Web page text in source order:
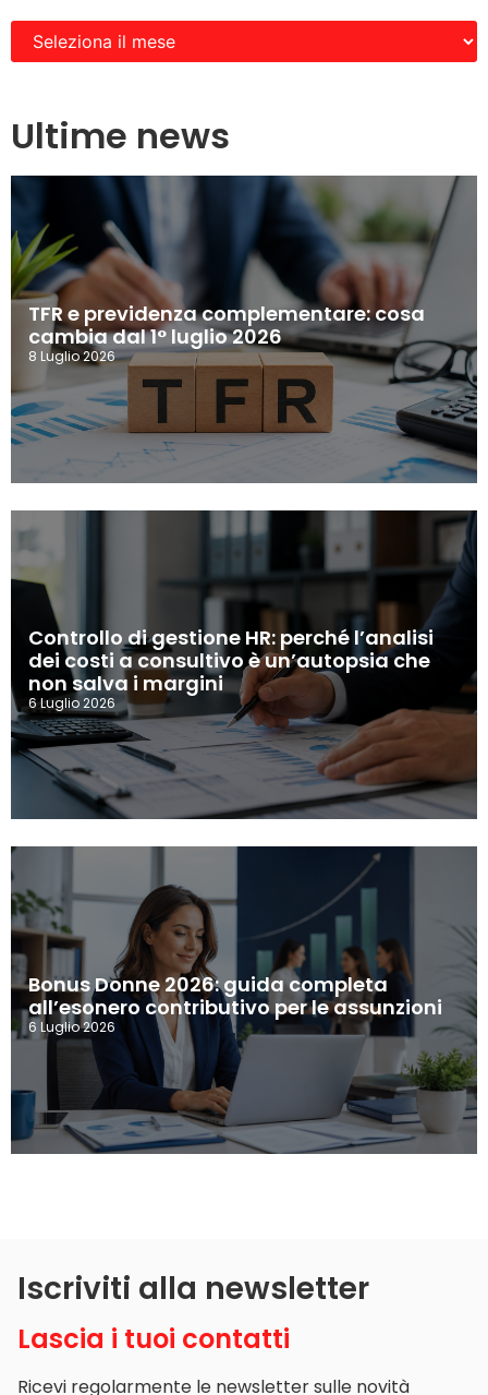
Ultime news
TFR e previdenza complementare: cosa
cambia dal 1° luglio 2026
8 Luglio 2026
Controllo di gestione HR: perché l’analisi
dei costi a consultivo è un’autopsia che
non salva i margini
6 Luglio 2026
Bonus Donne 2026: guida completa
all’esonero contributivo per le assunzioni
6 Luglio 2026
Iscriviti alla newsletter
Lascia i tuoi contatti
Ricevi regolarmente le newsletter sulle novità